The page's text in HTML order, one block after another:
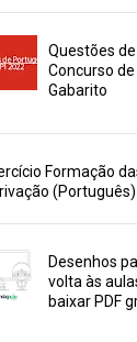
Questões
Concurso
Gabarito
Formação
Desenhos
volta às
baixar PDF